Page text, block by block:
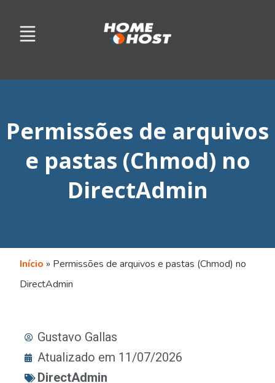
Permissões de arquivos
e pastas (Chmod) no
DirectAdmin
Início » Permissões de arquivos e pastas (Chmod) no
DirectAdmin
Gustavo Gallas
Atualizado em 11/07/2026
DirectAdmin